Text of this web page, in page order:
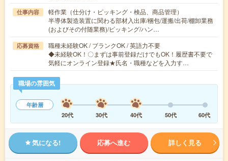
仕事内容
軽作業（仕分け・ピッキング・検品、商品管理）
半導体製造装置に関わる部材入出庫/梱包/運搬/出荷/棚卸業務
(およびその付随業務)/ピッキング/ハン…
応募資格
職種未経験OK / ブランクOK / 英語力不要
◆未経験OK！〇まずは事前登録だけでもOK！履歴書不要で
気軽にオンライン登録★氏名・職種などを入力す…
職場の雰囲気
年齢層
20代
30代 40代 50代 60代
気になる! 応募へ進む 詳しく見る